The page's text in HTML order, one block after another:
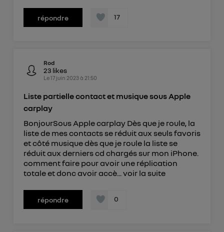
répondre 17
Rod
23 likes
Le17 juin 2023 à 21:50
Liste partielle contact et musique sous Apple
carplay
BonjourSous Apple carplay Dès que je roule, la
liste de mes contacts se réduit aux seuls favoris
et côté musique dès que je roule la liste se
réduit aux derniers cd chargés sur mon iPhone.
comment faire pour avoir une réplication
totale et donc avoir accè...voir la suite
répondre 0